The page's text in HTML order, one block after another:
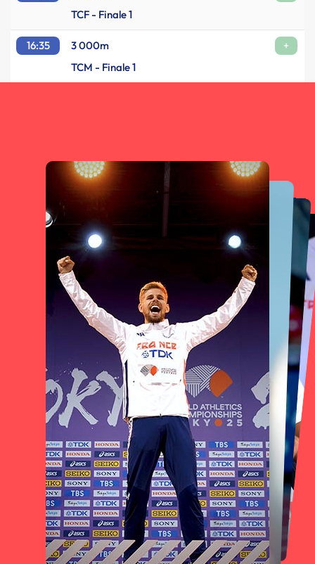
TCF - Finale 1
16:35 3 000m
+
TCM - Finale 1